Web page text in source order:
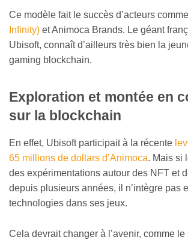
Ce modèle fait le succès d’acteurs comme
Infinity) et Animoca Brands. Le géant
Ubisoft, connaît d’ailleurs très bien la
gaming blockchain.
Exploration et montée en
sur la blockchain
En effet, Ubisoft participait à la récente
65 millions de dollars d’Animoca. Mais si
des expérimentations autour des NFT et
depuis plusieurs années, il n’intègre pas
technologies dans ses jeux.
Cela devrait changer à l’avenir, comme